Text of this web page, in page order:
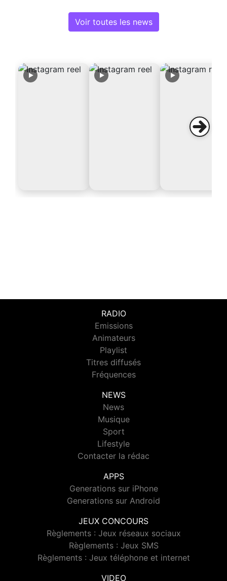
Voir toutes les news
RADIO
Emissions
Animateurs
Playlist
Titres diffusés
Fréquences
NEWS
News
Musique
Sport
Lifestyle
Contacter la rédac
APPS
Generations sur iPhone
Generations sur Android
JEUX CONCOURS
Règlements : Jeux réseaux sociaux
Règlements : Jeux SMS
Règlements : Jeux téléphone et internet
VIDEO